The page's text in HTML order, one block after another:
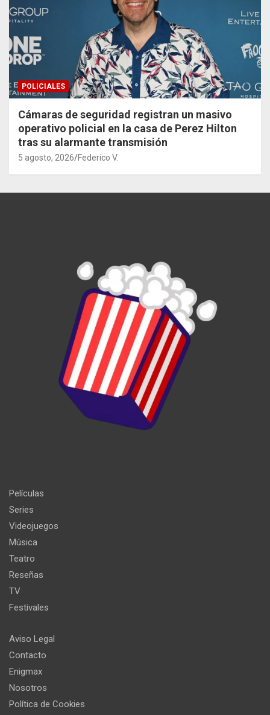
POLICIALES
Cámaras de seguridad registran un masivo
operativo policial en la casa de Perez Hilton
tras su alarmante transmisión
5 agosto, 2026 Federico V.
Películas
Series
Videojuegos
Música
Teatro
Reseñas
TV
Festivales
Aviso Legal
Contacto
Enigmax
Nosotros
Política de Cookies